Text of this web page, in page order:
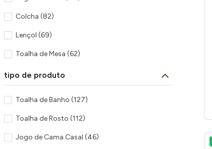
Colcha (82)
Lençol (69)
Toalha de Mesa (62)
Fronha(60)
Toalha de Banho (127)
Toalha de Rosto (112)
Jogo de Cama Casal (46)